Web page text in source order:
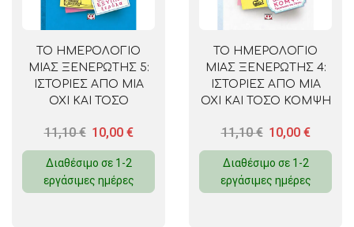
ΤΟ ΗΜΕΡΟΛΟΓΙΟ
ΜΙΑΣ ΞΕΝΕΡΩΤΗΣ 5:
ΙΣΤΟΡΙΕΣ ΑΠΟ ΜΙΑ
ΟΧΙ ΚΑΙ ΤΟΣΟ
11,10€ 10,00 €
Διαθέσιμο σε 1-2
εργάσιμες ημέρες
ΤΟ ΗΜΕΡΟΛΟΓΙΟ
ΜΙΑΣ ΞΕΝΕΡΩΤΗΣ 4:
ΙΣΤΟΡΙΕΣ ΑΠΟ ΜΙΑ
ΟΧΙ ΚΑΙ ΤΟΣΟ ΚΟΜΨΗ
ΠΑΓΟΥ
11,10€ 10,00 €
Διαθέσιμο σε 1-2
εργάσιμες ημέρες